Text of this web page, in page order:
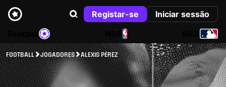
Registar-se
Iniciar sessão
NBA
FOOTBALL JOGADORES ALEXIS PÉREZ